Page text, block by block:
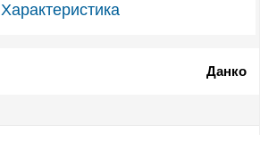
Характеристика
Данко